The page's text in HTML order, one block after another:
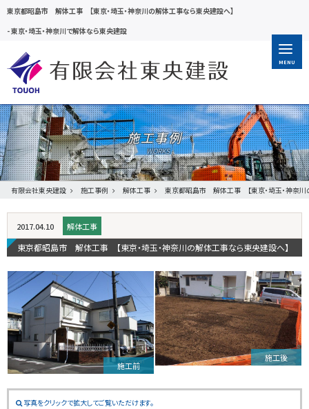
東京都昭島市 解体工事 【東京・埼玉・神奈川の解体工事なら東央建設へ】
-東京・埼玉・神奈川で解体なら東央建設
MENU
施工事例
有限会社東央建設 施工事例 解体工事 東京都昭島市 解体工事 【東京・埼玉・神奈川
2017.04.10 解体工事
東京都昭島市 解体工事 【東京・埼玉・神奈川の解体工事なら東央建設へ】
施工前
施工後
写真をクリックで拡大してご覧いただけます。